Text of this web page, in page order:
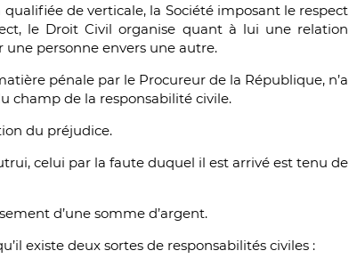
de verticale, la Société imposant le respect
le Droit Civil organise quant à lui une relation
personne envers une autre.
pénale par le Procureur de la République, n’a
champ de la responsabilité civile.
du préjudice.
celui par la faute duquel il est arrivé est tenu de
d’une somme d’argent.
existe deux sortes de responsabilités civiles :